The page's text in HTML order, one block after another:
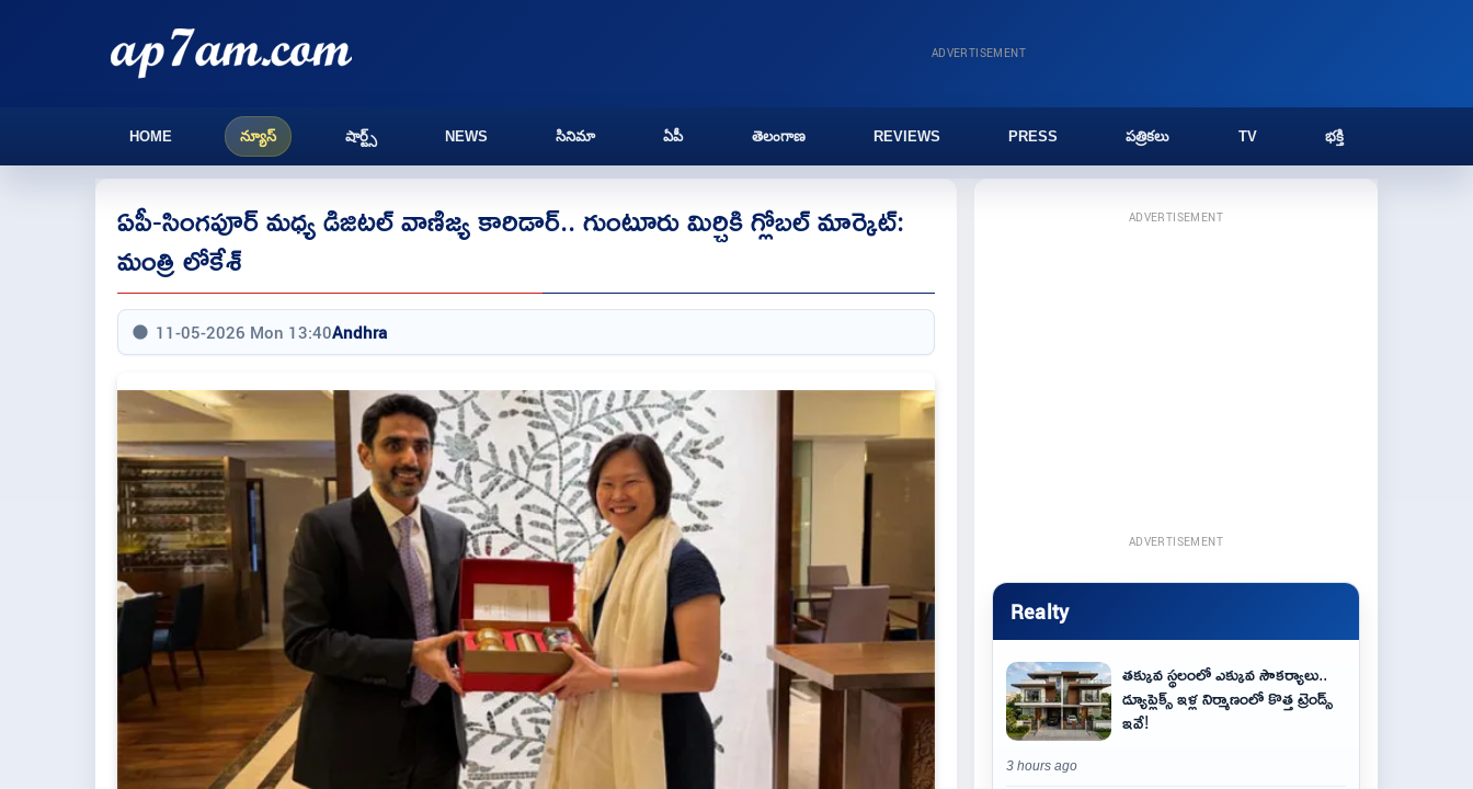
ADVERTISEMENT
HOME న్యూస్ షార్ట్స్ NEWS సినిమా ఏపీ తెలంగాణ REVIEWS PRESS పత్రికలు TV భక్తి
ఏపీ-సింగపూర్ మధ్య డిజిటల్ వాణిజ్య కారిడార్.. గుంటూరు మిర్చికి గ్లోబల్ మార్కెట్:
మంత్రి లోకేశ్‌
11-05-2026 Mon 13:40Andhra
ADVERTISEMENT
ADVERTISEMENT
Realty
తక్కువ స్థలంలో ఎక్కువ సౌకర్యాలు..
డ్యూప్లెక్స్ ఇళ్ల నిర్మాణంలో కొత్త ట్రెండ్స్
ఇవే!
3 hours ago